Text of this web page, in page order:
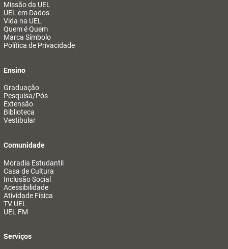
Missão da UEL
UEL em Dados
Vida na UEL
Quem é Quem
Marca Símbolo
Política de Privacidade
Ensino
Graduação
Pesquisa/Pós
Extensão
Biblioteca
Vestibular
Comunidade
Moradia Estudantil
Casa de Cultura
Inclusão Social
Acessibilidade
Atividade Física
TV UEL
UEL FM
Serviços